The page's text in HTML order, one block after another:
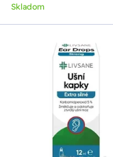
Skladom